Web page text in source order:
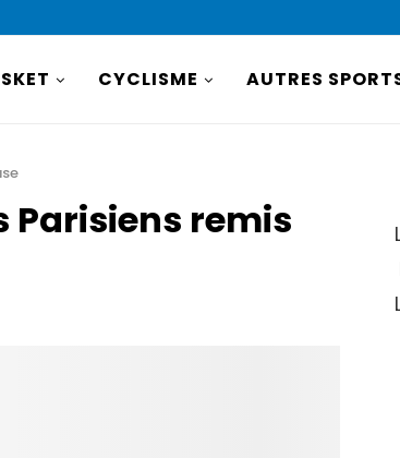
CYCLISME AUTRES
Parisiens remis